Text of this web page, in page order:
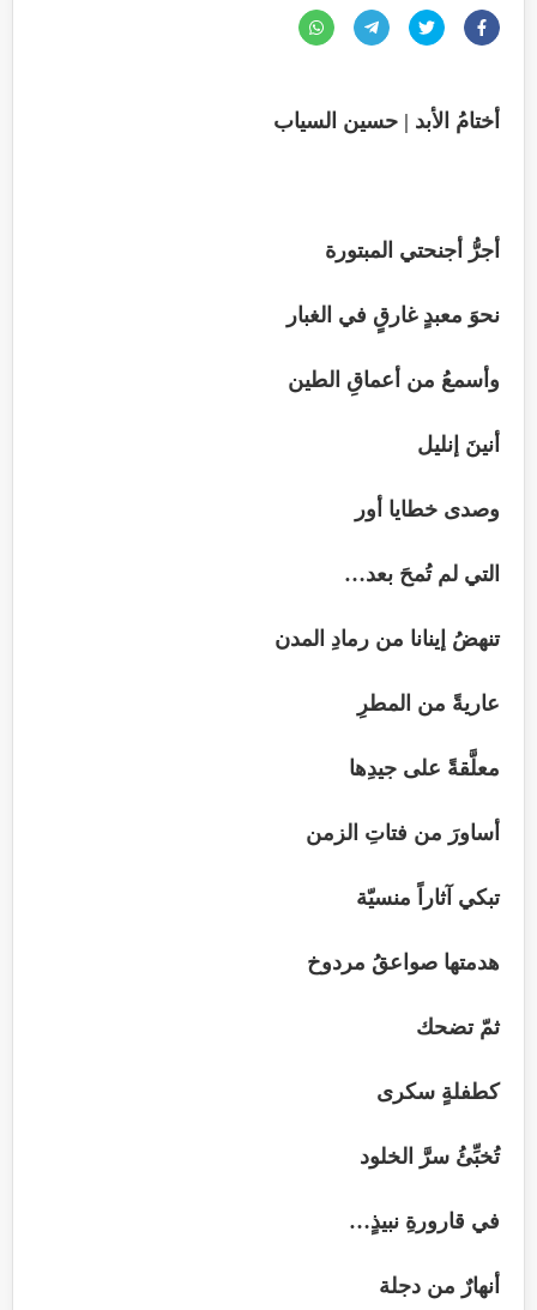
أختامُ الأبد | حسين السياب
أجرُّ أجنحتي المبتورة
نحوَ معبدٍ غارقٍ في الغبار
وأسمعُ من أعماقِ الطين
أنينَ إنليل
وصدى خطايا أور
التي لم تُمحَ بعد…
تنهضُ إينانا من رمادِ المدن
عاريةً من المطرِ
معلَّقةً على جيدِها
أساورَ من فتاتِ الزمن
تبكي آثاراً منسيّة
هدمتها صواعقُ مردوخ
ثمّ تضحك
كطفلةٍ سكرى
تُخبِّئُ سرَّ الخلود
في قارورةِ نبيذٍ…
أنهارٌ من دجلة